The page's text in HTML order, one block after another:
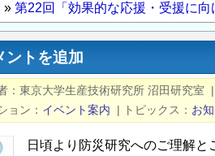
第22回「効果的な応援・受援に向
ントを追加
東京大学生産技術研究所 沼田研究室 |
ョン
イベント案内 | トピックス お
日頃より防災研究へのご理解と